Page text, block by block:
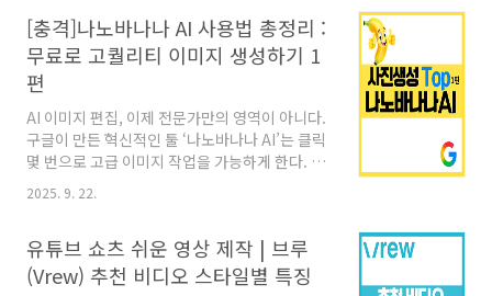
자산을 신뢰성 있게 편집하고 재사용할 수 있다
는 점에 있다. 디자인 전문 지식 없이도 마케팅 이
미지, 유튜브 썸네일, 제품 사진, 브랜딩 콘텐츠를
전문가 수준으로 제작할 수 있는 혁신적 기능들
을 살펴보자. 1. 유튜브 썸네일 제작: 클릭률을 높
이는 AI 디자인 유튜브에서 썸네일은 콘텐츠 클
릭률을 결정하는 핵심 요소다. 나노바나나 AI는
으로 최적화한다. 나노..
[충격]나노바나나 AI 사용법 총정리 :
무료로 고퀄리티 이미지 생성하기 1
편
AI 이미지 편집, 이제 전문가만의 영역이 아니다.
구글이 만든 혁신적인 툴 ‘나노바나나 AI’는 클릭
몇 번으로 고급 이미지 작업을 가능하게 한다. 일
관성 있는 캐릭터 생성과 브랜드 아이덴티티 유
지가 가능하다. 나노바나나 AI의 등장은 이미지
히 마케팅과 콘텐츠 제작 분야에서 혁신적 변화
가 예상된다. 나노 바나나AI란 무엇인가 나노바
2025. 9. 22.
유튜브 쇼츠 쉬운 영상 제작 | 브루
(Vrew) 추천 비디오 스타일별 특징